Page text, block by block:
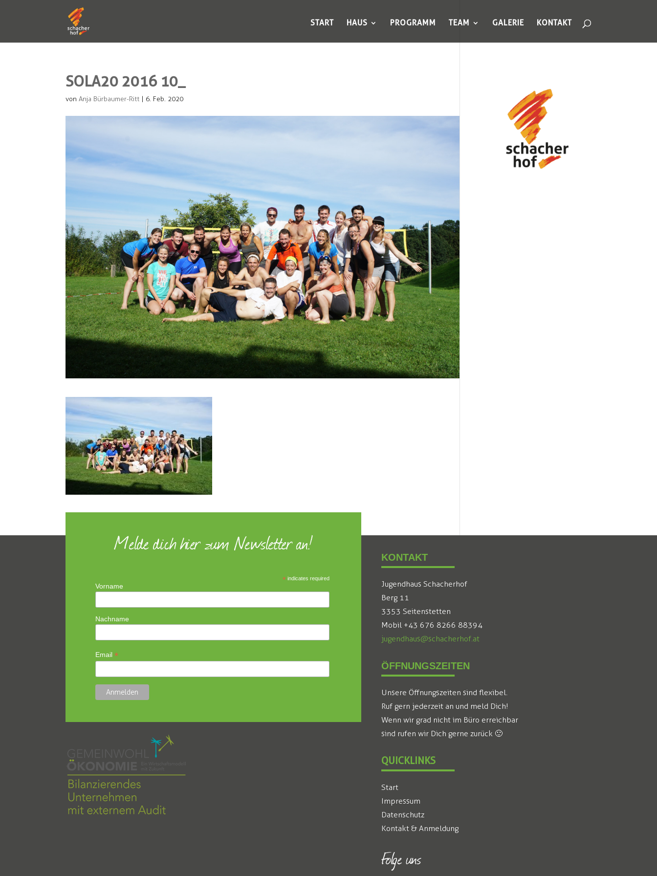
START HAUS PROGRAMM TEAM GALERIE KONTAKT
SOLA20 2016 10_
vonAnja Bürbaumer-Ritt | 6. Feb. 2020
Melde dich hier zum Newsletter an!
* indicates required
Vorname
Nachname
Email *
KONTAKT
Jugendhaus Schacherhof
Berg 11
3353 Seitenstetten
Mobil +43 676 8266 88394
jugendhaus@schacherhof.at
ÖFFNUNGSZEITEN
Unsere Öffnungszeiten sind flexibel.
Ruf gern jederzeit an und meld Dich!
Wenn wir grad nicht im Büro erreichbar
sind rufen wir Dich gerne zurück 🙂
QUICKLINKS
Start
Impressum
Datenschutz
Kontakt & Anmeldung
Folge uns